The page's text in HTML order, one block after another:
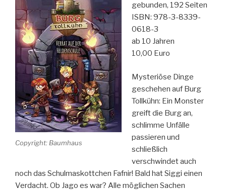
Copyright: Baumhaus
gebunden, 192 Seiten
ISBN: 978-3-8339-
0618-3
ab 10 Jahren
10,00 Euro
Mysteriöse Dinge
geschehen auf Burg
Tollkühn: Ein Monster
greift die Burg an,
schlimme Unfälle
passieren und
schließlich
verschwindet auch
noch das Schulmaskottchen Fafnir! Bald hat Siggi einen
Verdacht. Ob Jago es war? Alle möglichen Sachen